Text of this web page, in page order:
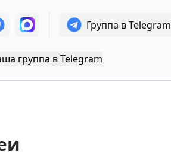
Группа в Telegram
группа в Telegram